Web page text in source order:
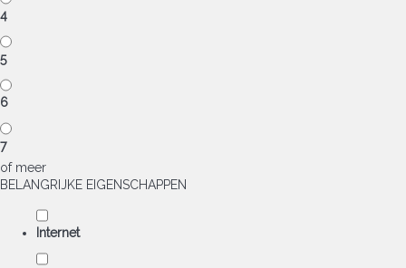
4
5
6
7
of meer
BELANGRIJKE EIGENSCHAPPEN
Internet